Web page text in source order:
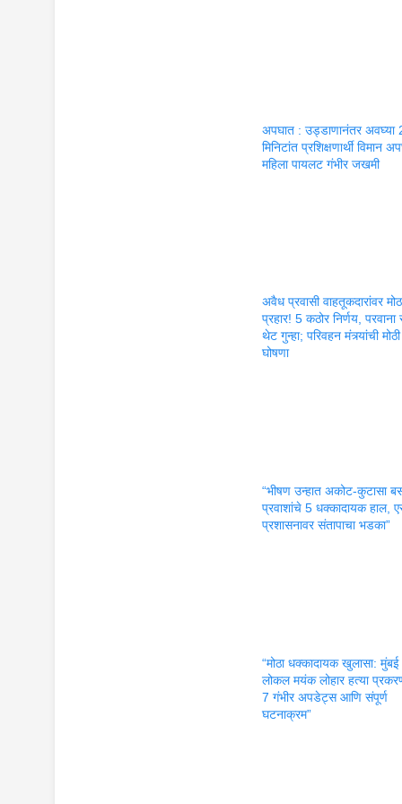
अपघात : उड्डाणानंतर अवघ्या
मिनिटांत प्रशिक्षणार्थी विमान
महिला पायलट गंभीर जखमी
अवैध प्रवासी वाहतूकदारांवर
प्रहार! 5 कठोर निर्णय, परवाना
थेट गुन्हा; परिवहन मंत्र्यांची मोठी
घोषणा
“भीषण उन्हात अकोट-कुटासा
प्रवाशांचे 5 धक्कादायक हाल,
प्रशासनावर संतापाचा भडका”
“मोठा धक्कादायक खुलासा: मुंबई
लोकल मयंक लोहार हत्या
7 गंभीर अपडेट्स आणि संपूर्ण
घटनाक्रम”